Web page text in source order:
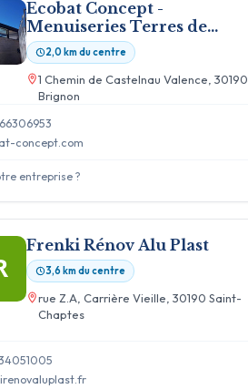
Ecobat Concept -
Menuiseries Terres de
Fenêtre - Alès
2,0 km du centre
1 Chemin de Castelnau Valence, 30190
Brignon
concept.com
entreprise ?
Frenki Rénov Alu Plast
3,6 km du centre
rue Z.A, Carrière Vieille, 30190 Saint-
Chaptes